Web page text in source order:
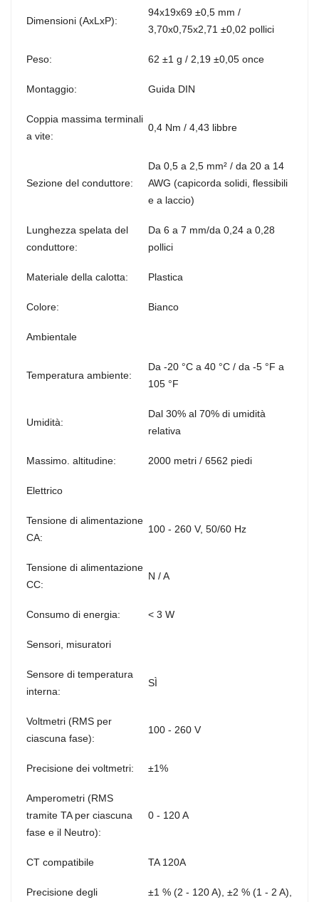
Dimensioni (AxLxP):
94x19x69 ±0,5 mm /
3,70x0,75x2,71 ±0,02 pollici
Peso: 62 ±1 g / 2,19 ±0,05 once
Montaggio: Guida DIN
Coppia massima terminali
a vite:
0,4 Nm / 4,43 libbre
Sezione del conduttore:
Da 0,5 a 2,5 mm² / da 20 a 14
AWG (capicorda solidi, flessibili
e a laccio)
Lunghezza spelata del
conduttore:
Da 6 a 7 mm/da 0,24 a 0,28
pollici
Materiale della calotta: Plastica
Colore: Bianco
Ambientale
Temperatura ambiente:
Da -20 °C a 40 °C / da -5 °F a
105 °F
Umidità:
Dal 30% al 70% di umidità
relativa
Massimo. altitudine: 2000 metri / 6562 piedi
Elettrico
Tensione di alimentazione
CA:
100 - 260 V, 50/60 Hz
Tensione di alimentazione
CC:
N / A
Consumo di energia: < 3 W
Sensori, misuratori
Sensore di temperatura
interna:
SÌ
Voltmetri (RMS per
ciascuna fase):
100 - 260 V
Precisione dei voltmetri: ±1%
Amperometri (RMS
tramite TA per ciascuna
fase e il Neutro):
0 - 120 A
CT compatibile TA 120A
Precisione degli
±1 % (2 - 120 A), ±2 % (1 - 2 A),